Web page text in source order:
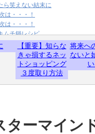
ら笑えない結末に
は・・・！
は・・・！
ムチ鍋レシピ
【重要】知らな
きゃ損するネッ
トショッピング
３度取り方法
将来へ
ないと
い
ターマイン